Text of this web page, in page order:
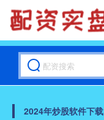
2024年炒股软件下载